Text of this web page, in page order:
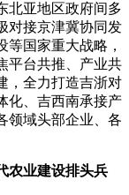
亚地区政府间多
对接京津冀协同发
等国家重大战略，
平台共推、产业共
，全力打造吉浙对
化、吉西南承接产
领域头部企业、各
农业建设排头兵